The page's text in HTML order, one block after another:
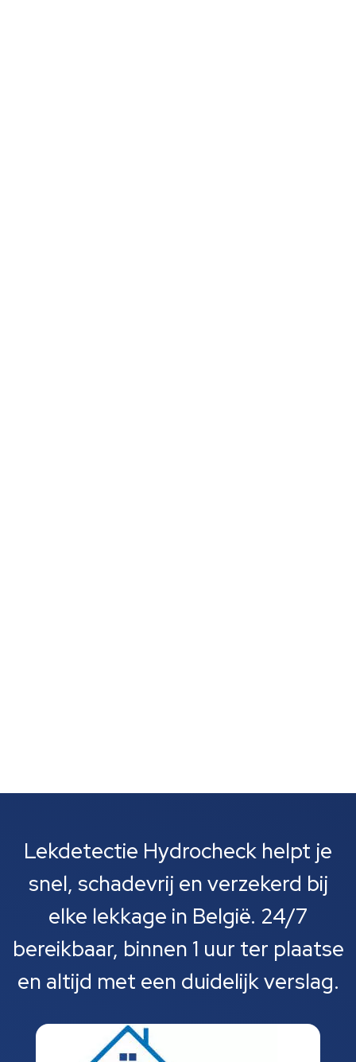
Lekdetectie Hydrocheck helpt je
snel, schadevrij en verzekerd bij
elke lekkage in België. 24/7
bereikbaar, binnen 1 uur ter plaatse
en altijd met een duidelijk verslag.